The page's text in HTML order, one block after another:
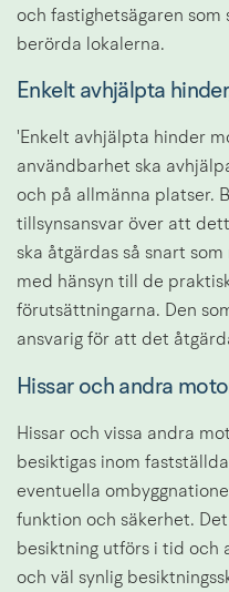
och fastighetsägaren
berörda lokalerna.
Enkelt avhjälpta
'Enkelt avhjälpta hinder
användbarhet ska
och på allmänna platser.
tillsynsansvar över att
ska åtgärdas så snart
med hänsyn till de
förutsättningarna. Den
ansvarig för att det
Hissar och andra
Hissar och vissa andra
besiktigas inom
eventuella
funktion och säkerhet.
besiktning utförs i tid och
och väl synlig